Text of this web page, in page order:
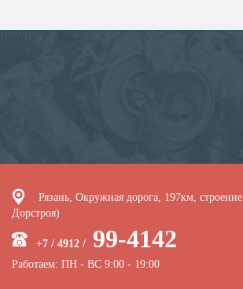
Рязань, Окружная дорога, 197км,
Дорстроя)
+7 / 4912 / 99-4142
Работаем: ПН - ВС 9:00 - 19:00